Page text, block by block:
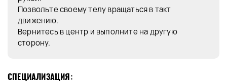
Позвольте своему телу вращаться в такт
движению.
Вернитесь в центр и выполните на другую
сторону.
СПЕЦИАЛИЗАЦИЯ: